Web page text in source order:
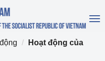
Hoạt động của